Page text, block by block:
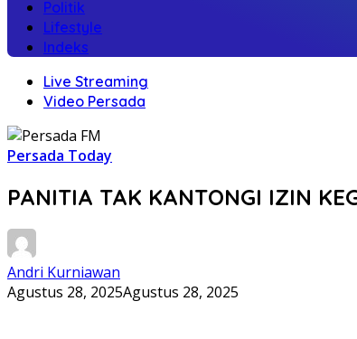
Politik
Lifestyle
Indeks
Live Streaming
Video Persada
Persada Today
PANITIA TAK KANTONGI IZIN
Andri Kurniawan
Agustus 28, 2025Agustus 28, 2025